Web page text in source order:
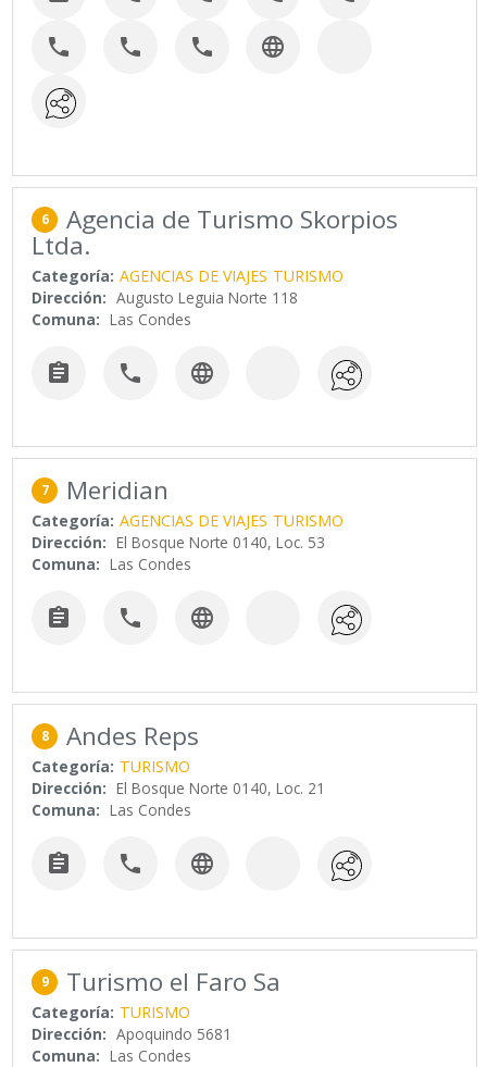
   
6 Agencia de Turismo Skorpios
Ltda.
Categoría: AGENCIAS DE VIAJES TURISMO
Dirección: Augusto Leguia Norte 118
Comuna: Las Condes
  
7 Meridian
Categoría: AGENCIAS DE VIAJES TURISMO
Dirección: El Bosque Norte 0140, Loc. 53
Comuna: Las Condes
  
8 Andes Reps
Categoría: TURISMO
Dirección: El Bosque Norte 0140, Loc. 21
Comuna: Las Condes
  
9 Turismo el Faro Sa
Categoría: TURISMO
Dirección: Apoquindo 5681
Comuna: Las Condes